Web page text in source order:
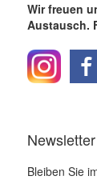
Wir freuen
Austausch.
Newsletter
Bleiben Sie